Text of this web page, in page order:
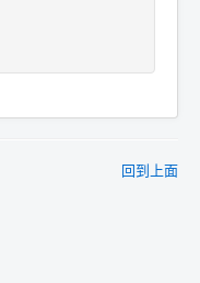
回到上面